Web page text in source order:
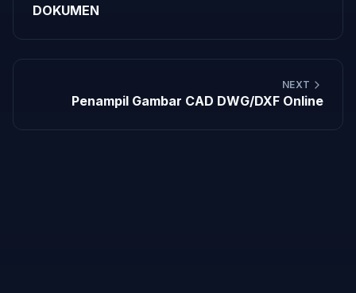
DOKUMEN
NEXT
Penampil Gambar CAD DWG/DXF Online